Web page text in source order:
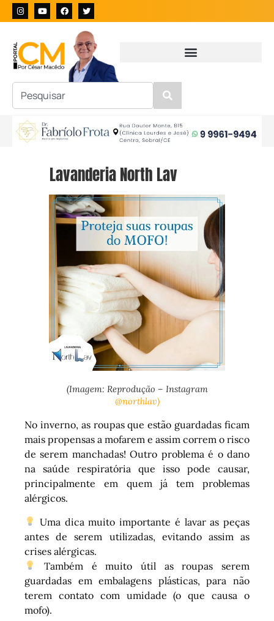
Lavanderia North Lav
(Imagem: Reprodução – Instagram
@northlav)
No inverno, as roupas que estão guardadas ficam
mais propensas a mofarem e assim correm o risco
de serem manchadas! Outro problema é o dano
na saúde respiratória que isso pode causar,
principalmente em quem já tem problemas
alérgicos.
Uma dica muito importante é lavar as peças
antes de serem utilizadas, evitando assim as
crises alérgicas.
Também é muito útil as roupas serem
guardadas em embalagens plásticas, para não
terem contato com umidade (o que causa o
mofo).